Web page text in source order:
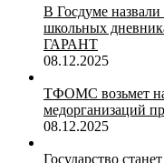
В Госдуме
школьных
ГАРАНТ
08.12.2025
ТФОМС возьмет на
медорганизаций
08.12.2025
Государство